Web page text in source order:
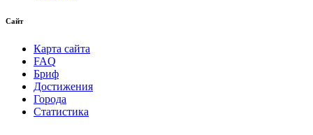
Сайт
Карта сайта
FAQ
Бриф
Достижения
Города
Статистика